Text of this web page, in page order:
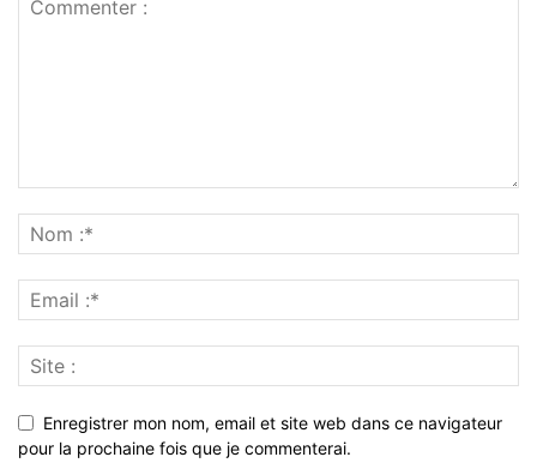
Enregistrer mon nom, email et site web dans ce navigateur
pour la prochaine fois que je commenterai.